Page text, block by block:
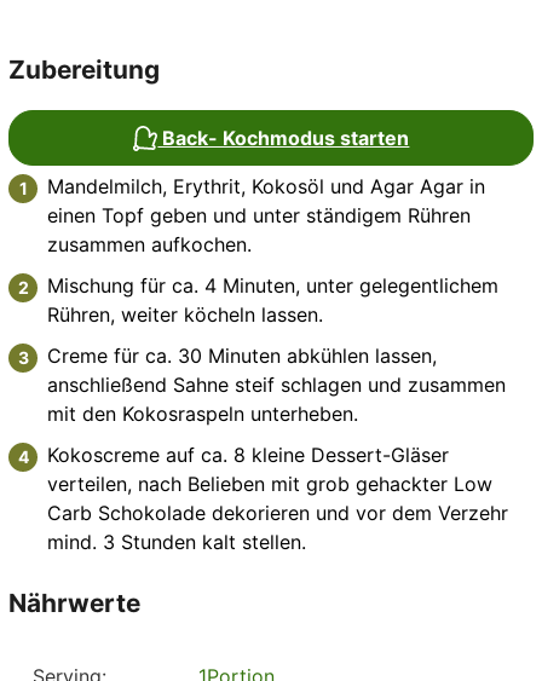
Zubereitung
Back- Kochmodus starten
Mandelmilch, Erythrit, Kokosöl und Agar Agar in
einen Topf geben und unter ständigem Rühren
zusammen aufkochen.
Mischung für ca. 4 Minuten, unter gelegentlichem
Rühren, weiter köcheln lassen.
Creme für ca. 30 Minuten abkühlen lassen,
anschließend Sahne steif schlagen und zusammen
mit den Kokosraspeln unterheben.
Kokoscreme auf ca. 8 kleine Dessert-Gläser
verteilen, nach Belieben mit grob gehackter Low
Carb Schokolade dekorieren und vor dem Verzehr
mind. 3 Stunden kalt stellen.
Nährwerte